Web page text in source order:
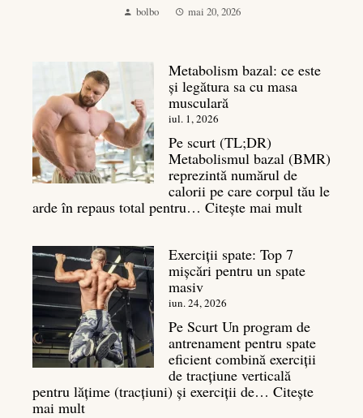
bolbo mai 20, 2026
Metabolism bazal: ce este
și legătura sa cu masa
musculară
iul. 1, 2026
Pe scurt (TL;DR)
Metabolismul bazal (BMR)
reprezintă numărul de
calorii pe care corpul tău le
arde în repaus total pentru… Citește mai mult:
este
sa
cu
masa
musculară
Exerciții spate: Top 7
mișcări pentru un spate
masiv
iun. 24, 2026
Pe Scurt Un program de
antrenament pentru spate
eficient combină exerciții
de tracțiune verticală
pentru lățime (tracțiuni) și exerciții de… Citește
mai mult: